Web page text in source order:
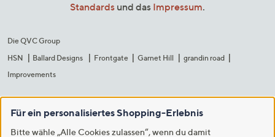
Standards und das Impressum.
Die QVC Group
HSN
Ballard Designs Frontgate Garnet Hill
grandin road
Improvements
Für ein personalisiertes Shopping-Erlebnis
Bitte wähle „Alle Cookies zulassen“, wenn du damit